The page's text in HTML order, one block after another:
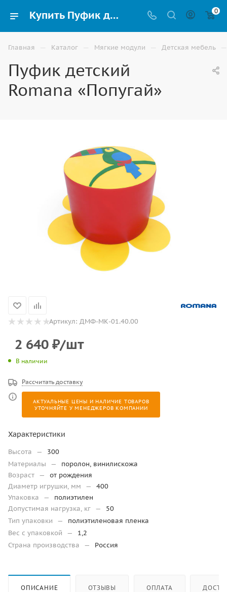
Купить Пуфик детский Romana «Попугай» в Ставрополе 0
Главная — Каталог — Мягкие модули — Детская мебель —
Пуфик детский
Romana «Попугай»
Артикул: ДМФ-МК-01.40.00
2 640 ₽/шт
В наличии
Рассчитать доставку
АКТУАЛЬНЫЕ ЦЕНЫ И НАЛИЧИЕ ТОВАРОВ
УТОЧНЯЙТЕ У МЕНЕДЖЕРОВ КОМПАНИИ
Характеристики
Высота —
300
Материалы
—
поролон, винилискожа
Возраст —
от рождения
Диаметр игрушки, мм
—
400
Упаковка
—
полиэтилен
Допустимая нагрузка, кг —
50
Тип упаковки
—
полиэтиленовая пленка
Вес с упаковкой
—
1,2
Страна производства
— Россия
ОПИСАНИЕ ОТЗЫВЫ ОПЛАТА